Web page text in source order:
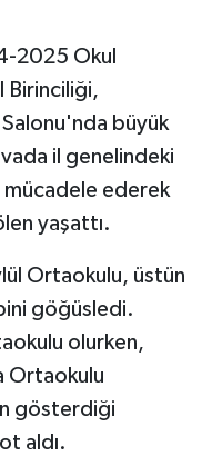
2025 Okul
Birinciliği,
büyük
il genelindeki
mücadele ederek
yaşattı.
Ortaokulu, üstün
göğüsledi.
olurken,
Ortaokulu
gösterdiği
aldı.